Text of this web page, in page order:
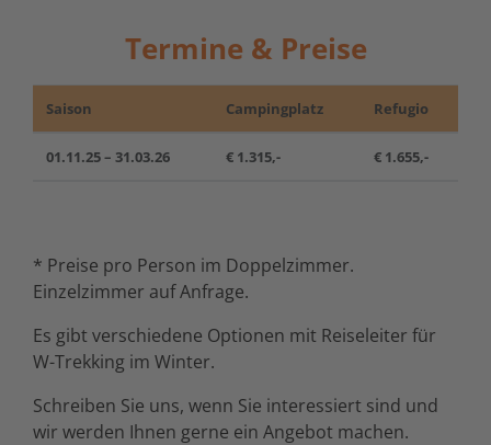
Termine & Preise
Saison Campingplatz Refugio
01.11.25 – 31.03.26 € 1.315,- € 1.655,-
* Preise pro Person im Doppelzimmer.
Einzelzimmer auf Anfrage.
Es gibt verschiedene Optionen mit Reiseleiter für
W-Trekking im Winter.
Schreiben Sie uns, wenn Sie interessiert sind und
wir werden Ihnen gerne ein Angebot machen.